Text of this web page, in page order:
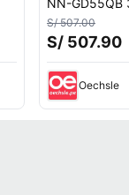
NN-GD55QB
S/ 507.00
S/ 507.90
Oechsle